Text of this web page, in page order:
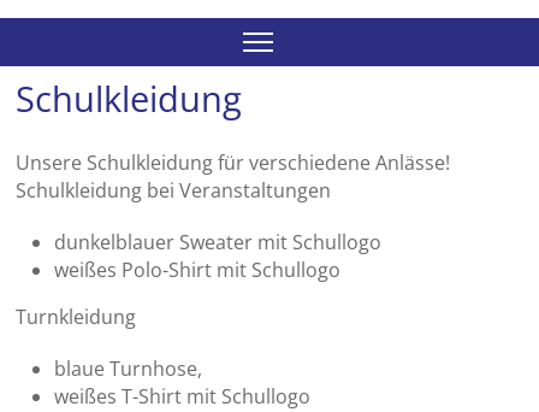
Schulkleidung
Unsere Schulkleidung für verschiedene Anlässe!
Schulkleidung bei Veranstaltungen
dunkelblauer Sweater mit Schullogo
weißes Polo-Shirt mit Schullogo
Turnkleidung
blaue Turnhose,
weißes T-Shirt mit Schullogo